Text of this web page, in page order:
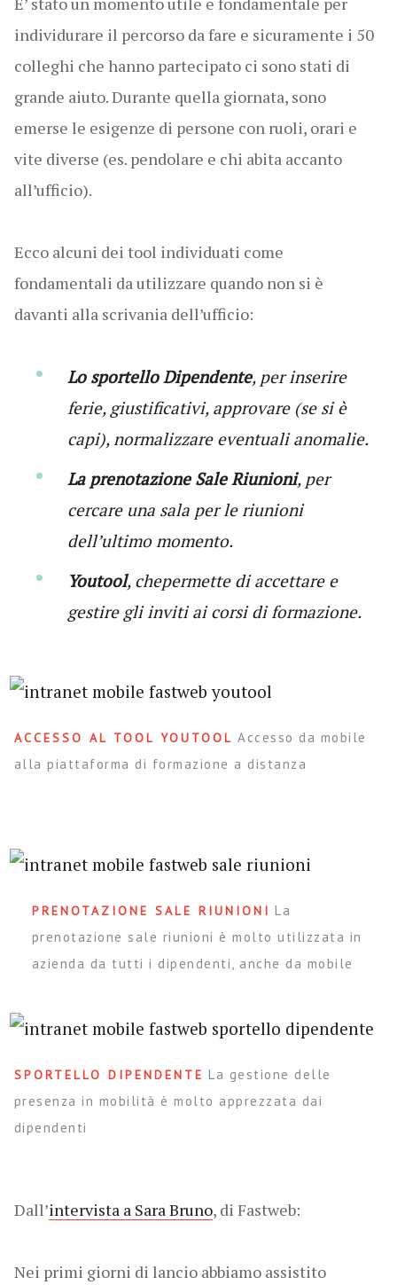
individurare il percorso da fare e sicuramente i 50
colleghi che hanno partecipato ci sono stati di
grande aiuto. Durante quella giornata, sono
emerse le esigenze di persone con ruoli, orari e
vite diverse (es. pendolare e chi abita accanto
all’ufficio).
Ecco alcuni dei tool individuati come
fondamentali da utilizzare quando non si è
davanti alla scrivania dell’ufficio:
Lo sportello Dipendente, per inserire
ferie, giustificativi, approvare (se si è
capi), normalizzare eventuali anomalie.
La prenotazione Sale Riunioni, per
cercare una sala per le riunioni
dell’ultimo momento.
Youtool, chepermette di accettare e
gestire gli inviti ai corsi di formazione.
ACCESSO AL TOOL YOUTOOL Accesso da mobile
alla piattaforma di formazione a distanza
PRENOTAZIONE SALE RIUNIONI La
prenotazione sale riunioni è molto utilizzata in
azienda da tutti i dipendenti, anche da mobile
SPORTELLO DIPENDENTE La gestione delle
presenza in mobilità è molto apprezzata dai
dipendenti
Dall’intervista a Sara Bruno, di Fastweb:
Nei primi giorni di lancio abbiamo assistito